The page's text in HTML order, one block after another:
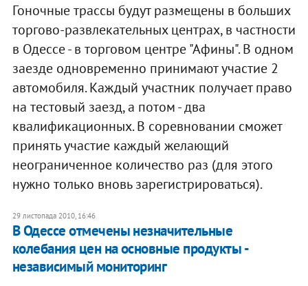
Гоночные трассы будут размещены в больших
торгово-развлекательных центрах, в частности
в Одессе - в торговом центре "Афины". В одном
заезде одновременно принимают участие 2
автомобиля. Каждый участник получает право
на тестовый заезд, а потом - два
квалификационных. В соревновании сможет
принять участие каждый желающий
неограниченное количество раз (для этого
нужно только вновь зарегистрироваться).
29 листопада 2010, 16:46
В Одессе отмечены незначительные
колебания цен на основные продукты -
независимый мониторинг